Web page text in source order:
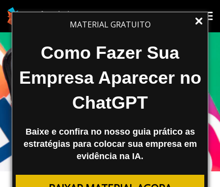
MATERIAL GRATUITO
Como Fazer Sua
Empresa Aparecer no
ChatGPT
Baixe e confira no nosso guia prático as
estratégias para colocar sua empresa em
evidência na IA.